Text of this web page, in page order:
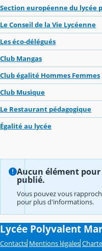
Section européenne du lycée
Le Conseil de la Vie Lycéenne
Les éco-délégués
Club Mangas
Club égalité Hommes Femmes
Club Musique
Le Restaurant pédagogique
Égalité au lycée
Aucun élément
publié.
Vous pouvez vous
pour plus d'informations.
Lycée Polyvalent
Contacts Mentions légales